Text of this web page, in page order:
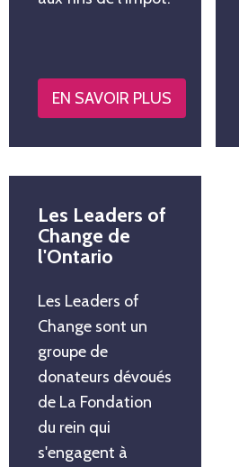
EN SAVOIR PLUS
Les Leaders of
Change de
l'Ontario
Les Leaders of
Change sont un
groupe de
donateurs dévoués
de La Fondation
du rein qui
s'engagent à